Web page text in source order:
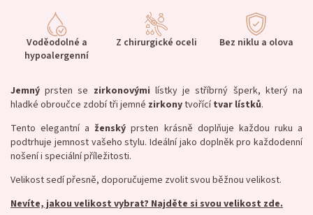
Voděodolné a
hypoalergenní
Z chirurgické oceli Bez niklu a olova
Jemný prsten se zirkonovými lístky je stříbrný šperk, který na
hladké obroučce zdobí tři jemné zirkonytvořícítvar lístků.
Tento elegantní a ženský prsten krásně doplňuje každou ruku a
podtrhuje jemnost vašeho stylu. Ideální jako doplněk pro každodenní
nošení i speciální příležitosti.
Velikost sedí přesně, doporučujeme zvolit svou běžnou velikost.
Nevíte, jakou velikost vybrat? Najděte si svou velikost zde.